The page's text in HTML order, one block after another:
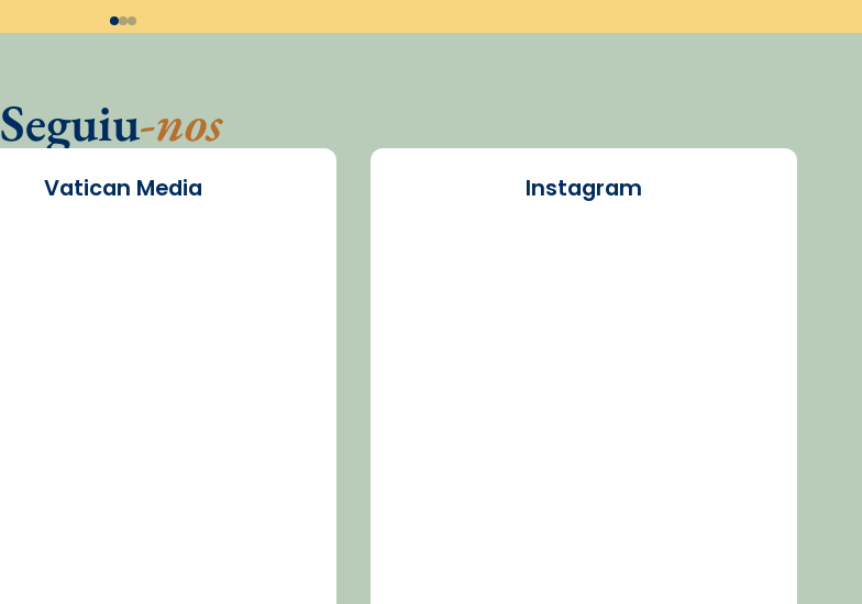
Seguiu-nos
Vatican Media Instagram